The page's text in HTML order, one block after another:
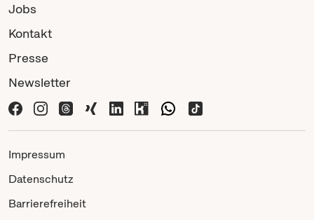
Jobs
Kontakt
Presse
Newsletter
Impressum
Datenschutz
Barrierefreiheit